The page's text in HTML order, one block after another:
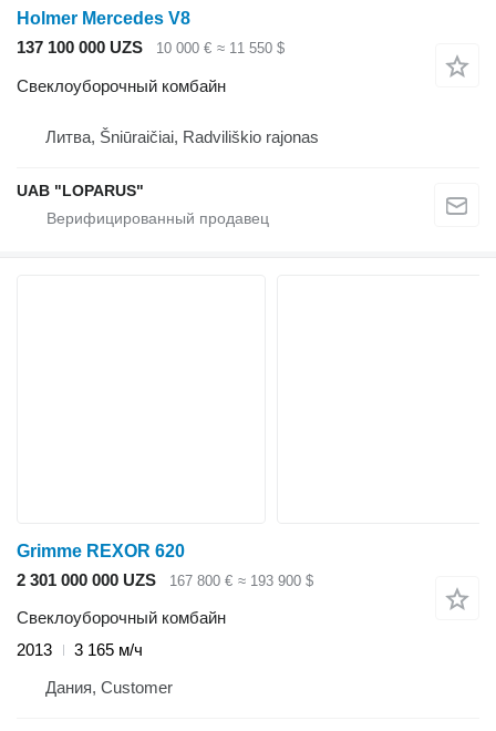
Holmer Mercedes V8
137 100 000 UZS
10 000 € ≈ 11 550 $
Свеклоуборочный комбайн
Литва, Šniūraičiai, Radviliškio rajonas
UAB "LOPARUS"
Grimme REXOR 620
2 301 000 000 UZS
167 800 € ≈ 193 900 $
Свеклоуборочный комбайн
2013
3 165 м/ч
Дания, Customer